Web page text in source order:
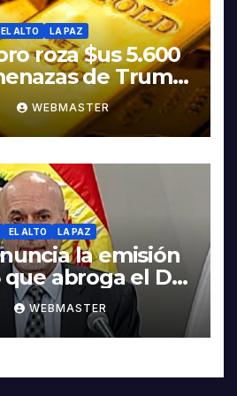
EL ALTO LA PAZ
roza $us 5.600
de Trump
WEBMASTER
EL ALTO LA PAZ
la emisión
que abroga el DS
WEBMASTER